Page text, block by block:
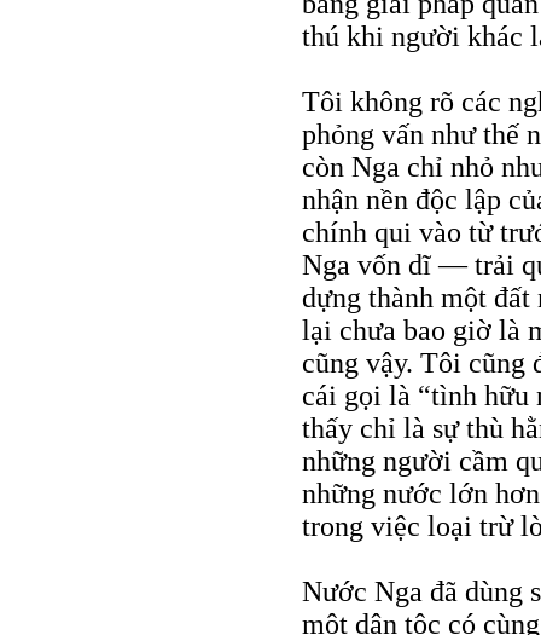
thú khi người khác
Tôi không rõ các
phỏng vấn như thế
còn Nga chỉ nhỏ
nhận nền độc lập
chính qui vào từ
Nga vốn dĩ — trải
dựng thành một
lại chưa bao giờ là
cũng vậy. Tôi cũng
cái gọi là “tình hữu
thấy chỉ là sự thù
những người cầm
những nước lớn
trong việc loại trừ
Nước Nga đã dùng
một dân tộc có